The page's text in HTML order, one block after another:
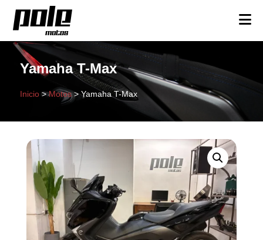
Yamaha T-Max
Inicio>Motos>Yamaha T-Max